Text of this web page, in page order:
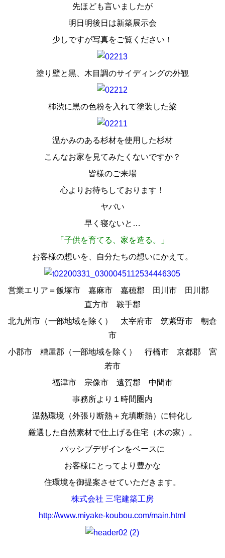
先ほども言いましたが
明日明後日は新築展示会
少しですが写真をご覧ください！
塗り壁と黒、木目調のサイディングの外観
柿渋に黒の色粉を入れて塗装した梁
温かみのある杉材を使用した杉材
こんなお家を見てみたくないですか？
皆様のご来場
心よりお待ちしております！
ヤバい
早く寝ないと…
「子供を育てる、家を造る。」
お客様の想いを、自分たちの想いにかえて。
営業エリア＝飯塚市 嘉麻市 嘉穂郡 田川市 田川郡
直方市 鞍手郡
北九州市（一部地域を除く） 太宰府市 筑紫野市 朝倉
市
小郡市 糟屋郡（一部地域を除く） 行橋市 京都郡 宮
若市
福津市 宗像市 遠賀郡 中間市
事務所より１時間圏内
温熱環境（外張り断熱＋充填断熱）に特化し
厳選した自然素材で仕上げる住宅（木の家）。
パッシブデザインをベースに
お客様にとってより豊かな
住環境を御提案させていただきます。
株式会社 三宅建築工房
http://www.miyake-koubou.com/main.html